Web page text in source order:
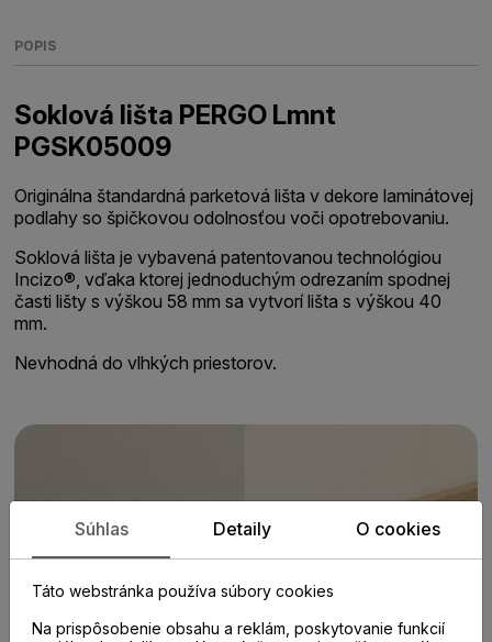
POPIS
Soklová lišta PERGO Lmnt
PGSK05009
Originálna štandardná parketová lišta v dekore laminátovej
podlahy so špičkovou odolnosťou voči opotrebovaniu.
Soklová lišta je vybavená patentovanou technológiou
Incizo®, vďaka ktorej jednoduchým odrezaním spodnej
časti lišty s výškou 58 mm sa vytvorí lišta s výškou 40
mm.
Nevhodná do vlhkých priestorov.
Súhlas Detaily O cookies
Táto webstránka používa súbory cookies
Na prispôsobenie obsahu a reklám, poskytovanie funkcií